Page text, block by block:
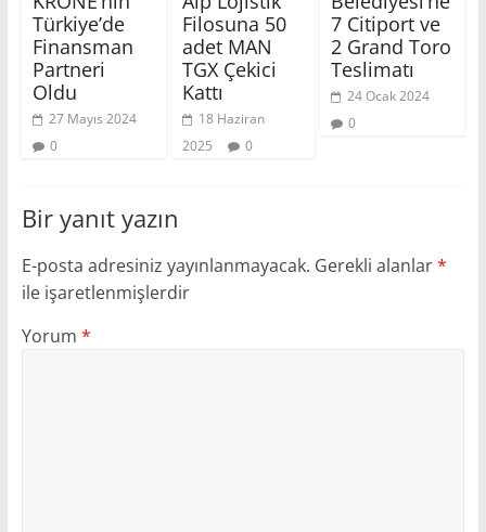
Türkiye’de
Finansman
Partneri
Oldu
27 Mayıs 2024
0
Filosuna 50
adet MAN
TGX Çekici
Kattı
18 Haziran
2025
0
7 Citiport ve
2 Grand Toro
Teslimatı
24 Ocak 2024
0
Bir yanıt yazın
E-posta adresiniz yayınlanmayacak. Gerekli alanlar*
ile işaretlenmişlerdir
Yorum *